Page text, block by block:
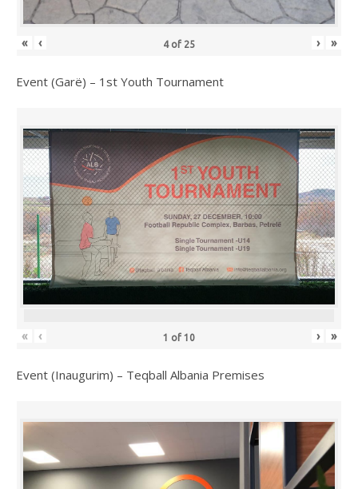
« ‹ 4of 25 › »
Event (Garë) – 1st Youth Tournament
« ‹ 1 of 10 › »
Event (Inaugurim) – Teqball Albania Premises